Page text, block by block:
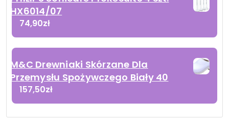
HX6014/07
74,90zł
M&C Drewniaki Skórzane Dla
Przemysłu Spożywczego Biały 40
157,50zł